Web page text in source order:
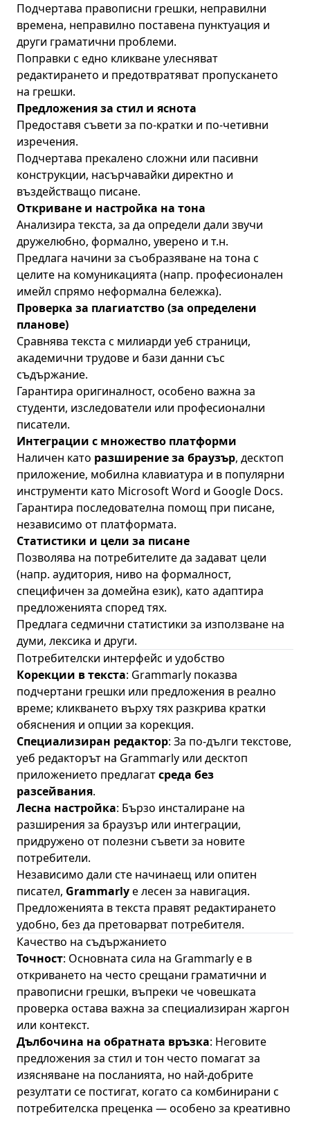
Подчертава правописни грешки, неправилни
времена, неправилно поставена пунктуация и
други граматични проблеми.
Поправки с едно кликване улесняват
редактирането и предотвратяват пропускането
на грешки.
Предложения за стил и яснота
Предоставя съвети за по-кратки и по-четивни
изречения.
Подчертава прекалено сложни или пасивни
конструкции, насърчавайки директно и
въздействащо писане.
Откриване и настройка на тона
Анализира текста, за да определи дали звучи
дружелюбно, формално, уверено и т.н.
Предлага начини за съобразяване на тона с
целите на комуникацията (напр. професионален
имейл спрямо неформална бележка).
Проверка за плагиатство (за определени
планове)
Сравнява текста с милиарди уеб страници,
академични трудове и бази данни със
съдържание.
Гарантира оригиналност, особено важна за
студенти, изследователи или професионални
писатели.
Интеграции с множество платформи
Наличен като разширение за браузър, десктоп
приложение, мобилна клавиатура и в популярни
инструменти като Microsoft Word и Google Docs.
Гарантира последователна помощ при писане,
независимо от платформата.
Статистики и цели за писане
Позволява на потребителите да задават цели
(напр. аудитория, ниво на формалност,
специфичен за домейна език), като адаптира
предложенията според тях.
Предлага седмични статистики за използване на
думи, лексика и други.
Потребителски интерфейс и удобство
Корекции в текста: Grammarly показва
подчертани грешки или предложения в реално
време; кликването върху тях разкрива кратки
обяснения и опции за корекция.
Специализиран редактор: За по-дълги текстове,
уеб редакторът на Grammarly или десктоп
приложението предлагатсреда без
разсейвания.
Лесна настройка: Бързо инсталиране на
разширения за браузър или интеграции,
придружено от полезни съвети за новите
потребители.
Независимо дали сте начинаещ или опитен
писател, Grammarlyе лесен за навигация.
Предложенията в текста правят редактирането
удобно, без да претоварват потребителя.
Качество на съдържанието
Точност: Основната сила на Grammarly е в
откриването на често срещани граматични и
правописни грешки, въпреки че човешката
проверка остава важна за специализиран жаргон
или контекст.
Дълбочина на обратната връзка: Неговите
предложения за стил и тон често помагат за
изясняване на посланията, но най-добрите
резултати се постигат, когато са комбинирани с
потребителска преценка — особено за креативно